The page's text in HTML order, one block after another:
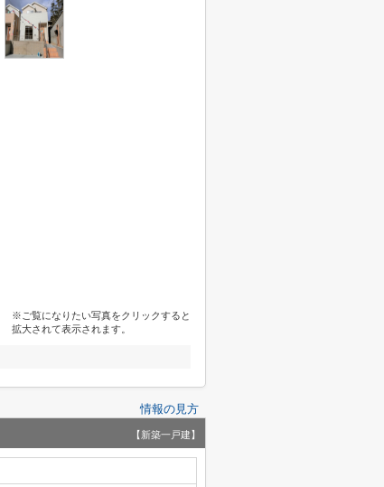
※ご覧になりたい写真をクリックすると
拡大されて表示されます。
情報の見方
【新築一戸建】